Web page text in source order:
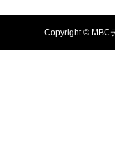
Copyright © MBC